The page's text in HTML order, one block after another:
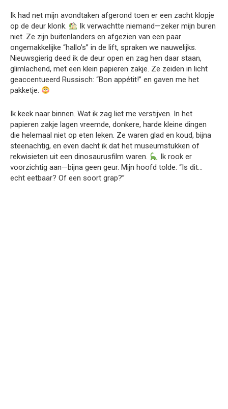
Ik had net mijn avondtaken afgerond toen er een zacht klopje
op de deur klonk.
Ik verwachtte niemand—zeker mijn buren
niet. Ze zijn buitenlanders en afgezien van een paar
ongemakkelijke “hallo’s” in de lift, spraken we nauwelijks.
Nieuwsgierig deed ik de deur open en zag hen daar staan,
glimlachend, met een klein papieren zakje. Ze zeiden in licht
geaccentueerd Russisch: “Bon appétit!” en gaven me het
pakketje.
Ik keek naar binnen. Wat ik zag liet me verstijven. In het
papieren zakje lagen vreemde, donkere, harde kleine dingen
die helemaal niet op eten leken. Ze waren glad en koud, bijna
steenachtig, en even dacht ik dat het museumstukken of
rekwisieten uit een dinosaurusfilm waren.
Ik rook er
voorzichtig aan—bijna geen geur. Mijn hoofd tolde: “Is dit…
echt eetbaar? Of een soort grap?”